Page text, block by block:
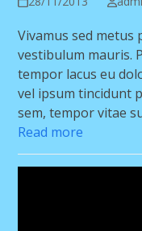
Vivamus sed metus
vestibulum mauris.
tempor lacus eu
vel ipsum tincidunt
sem, tempor vitae
Read more